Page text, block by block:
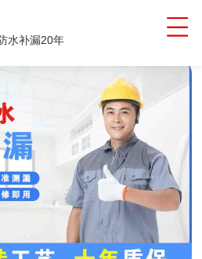
水补漏20年